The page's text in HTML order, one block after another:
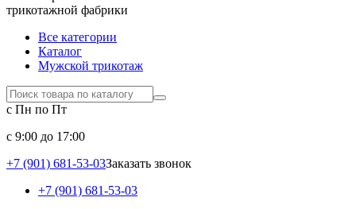
трикотажной фабрики
Все категории
Каталог
Мужской трикотаж
с Пн по Пт
c 9:00 до 17:00
+7 (901) 681-53-03Заказать звонок
+7 (901) 681-53-03